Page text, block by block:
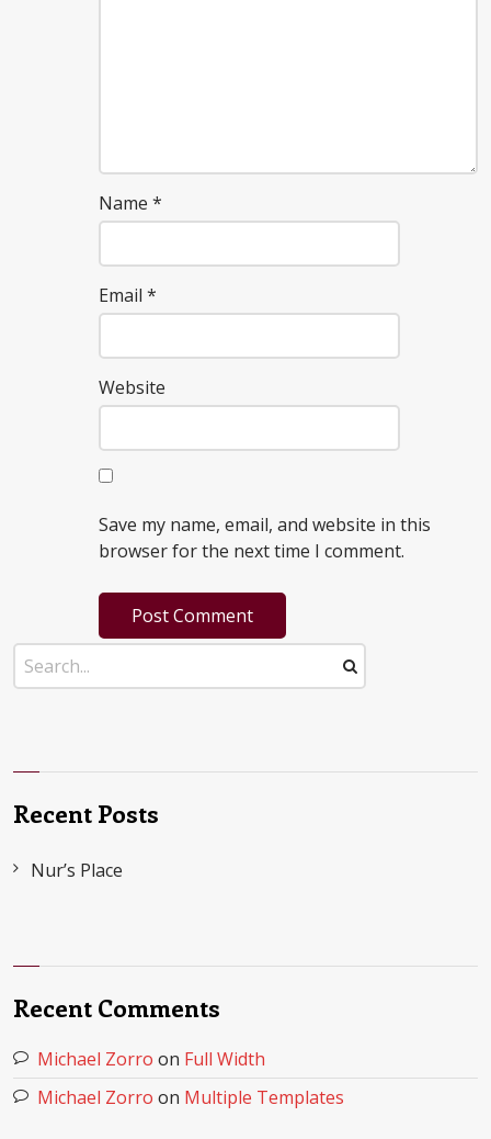
Name*
Email*
Website
Save my name, email, and website in this
browser for the next time I comment.
Recent Posts
Nur’s Place
Recent Comments
Michael Zorro on Full Width
Michael Zorro on Multiple Templates